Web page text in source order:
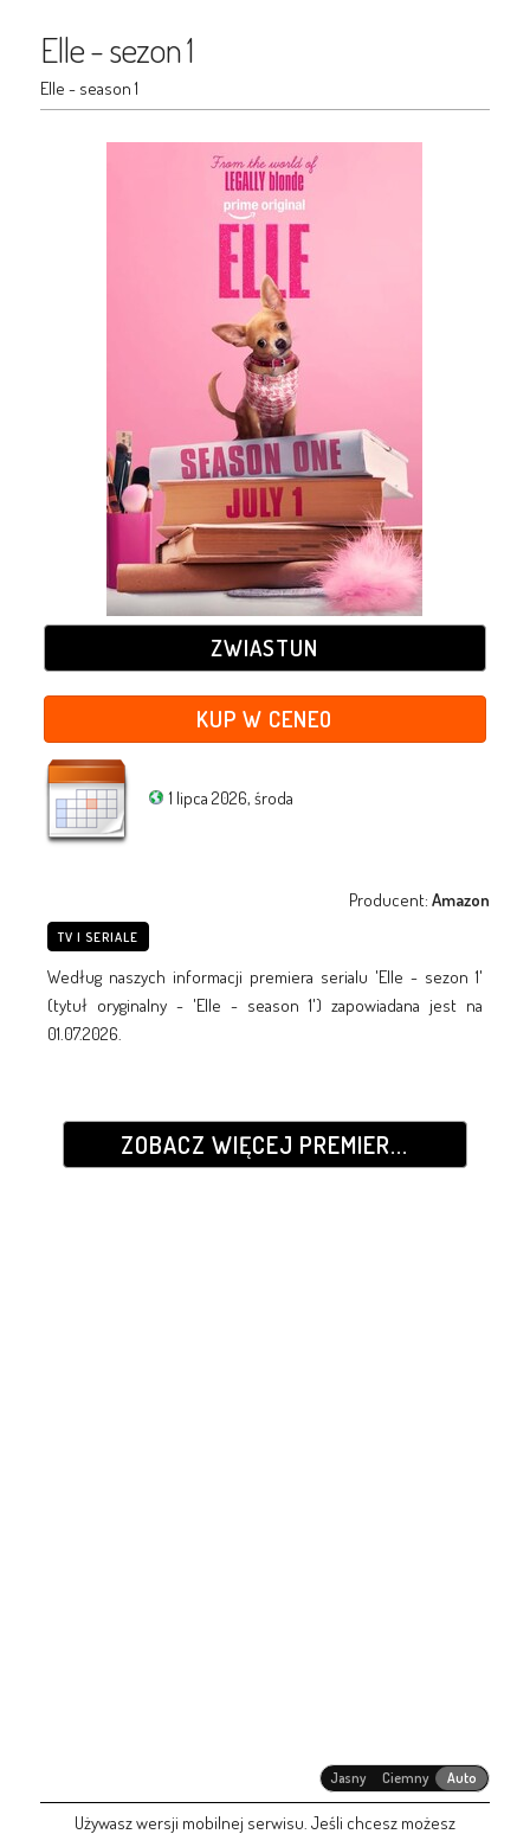
Elle - sezon 1
Elle - season 1
ZWIASTUN
KUP W CENEO
1 lipca 2026, środa
Producent:Amazon
TV I SERIALE
Według naszych informacji premiera serialu 'Elle - sezon 1'
(tytuł oryginalny - 'Elle - season 1') zapowiadana jest na
01.07.2026.
ZOBACZ WIĘCEJ PREMIER...
Jasny Ciemny Auto
Używasz wersji mobilnej serwisu. Jeśli chcesz możesz